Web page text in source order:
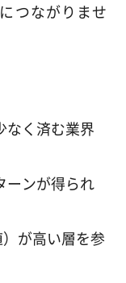
つながりませ
なく済む業界
ーンが得られ
が高い層を参